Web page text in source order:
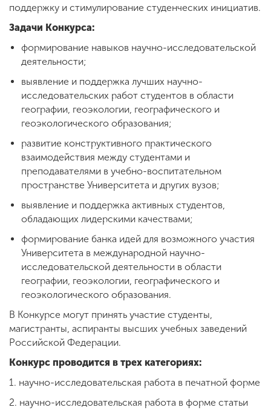
Приемная
+7 (831) 262-26-20
поддержку и стимулирование студенческих инициатив.
Задачи Конкурса:
формирование навыков научно-исследовательской
деятельности;
выявление и поддержка лучших научно-
исследовательских работ студентов в области
географии, геоэкологии, географического и
геоэкологического образования;
развитие конструктивного практического
взаимодействия между студентами и
преподавателями в учебно-воспитательном
пространстве Университета и других вузов;
выявление и поддержка активных студентов,
обладающих лидерскими качествами;
формирование банка идей для возможного участия
Университета в международной научно-
исследовательской деятельности в области
географии, геоэкологии, географического и
геоэкологического образования.
В Конкурсе могут принять участие студенты,
магистранты, аспиранты высших учебных заведений
Российской Федерации.
Конкурс проводится в трех категориях:
1. научно-исследовательская работа в печатной форме
2. научно-исследовательская работа в форме статьи